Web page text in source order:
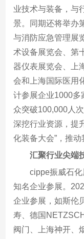
业技术与装备，与
景。同期还将举办
与消防应急管理展
术设备展览会、第
器仪表展览会、上
会和上海国际医用
计参展企业1000多
众突破100,000人
深挖行业资源，提
化装备大会”，推动
汇聚行业尖端
cippe振威石
知名企业参展。
企业参展，如斯伦
寿、德国
阀门、上海神开、